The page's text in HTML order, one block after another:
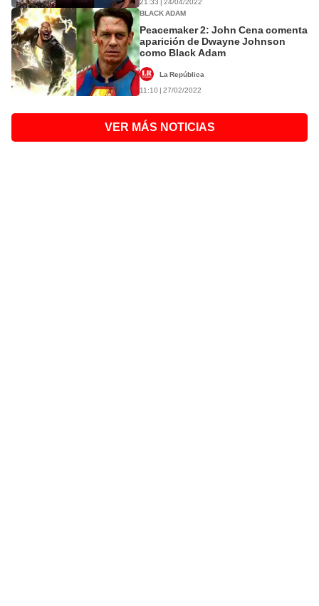
21:33 | 24/04/2022
BLACK ADAM
Peacemaker 2: John Cena comenta
aparición de Dwayne Johnson
como Black Adam
La República
11:10 | 27/02/2022
VER MÁS NOTICIAS